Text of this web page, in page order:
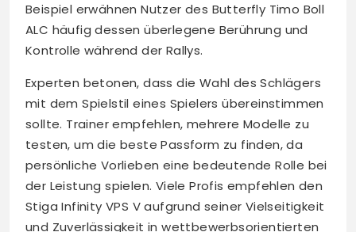
Beispiel erwähnen Nutzer des Butterfly Timo Boll
ALC häufig dessen überlegene Berührung und
Kontrolle während der Rallys.
Experten betonen, dass die Wahl des Schlägers
mit dem Spielstil eines Spielers übereinstimmen
sollte. Trainer empfehlen, mehrere Modelle zu
testen, um die beste Passform zu finden, da
persönliche Vorlieben eine bedeutende Rolle bei
der Leistung spielen. Viele Profis empfehlen den
Stiga Infinity VPS V aufgrund seiner Vielseitigkeit
und Zuverlässigkeit in wettbewerbsorientierten